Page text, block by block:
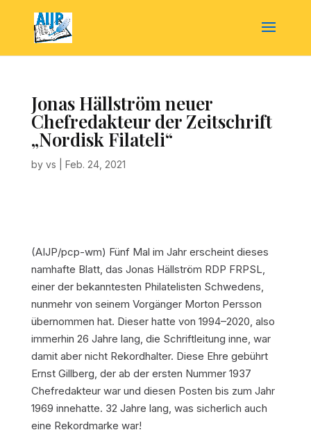
Jonas Hällström neuer
Chefredakteur der Zeitschrift
„Nordisk Filateli“
by vs Feb. 24, 2021
(AIJP/pcp-wm) Fünf Mal im Jahr erscheint dieses
namhafte Blatt, das Jonas Hällström RDP FRPSL,
einer der bekanntesten Philatelisten Schwedens,
nunmehr von seinem Vorgänger Morton Persson
übernommen hat. Dieser hatte von 1994–2020, also
immerhin 26 Jahre lang, die Schriftleitung inne, war
damit aber nicht Rekordhalter. Diese Ehre gebührt
Ernst Gillberg, der ab der ersten Nummer 1937
Chefredakteur war und diesen Posten bis zum Jahr
1969 innehatte. 32 Jahre lang, was sicherlich auch
eine Rekordmarke war!